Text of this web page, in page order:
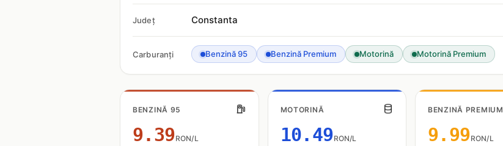
Județ Constanta
Carburanți Benzină 95 Benzină Premium Motorină Motorină Premium
BENZINĂ 95
9.39RON/L
MOTORINĂ
10.49RON/L
BENZINĂ PREMIUM
9.99RON/L